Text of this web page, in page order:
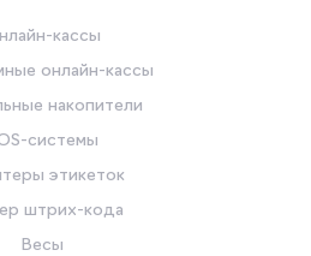
кассы
онлайн-кассы
накопители
системы
этикеток
штрих-кода
Весы